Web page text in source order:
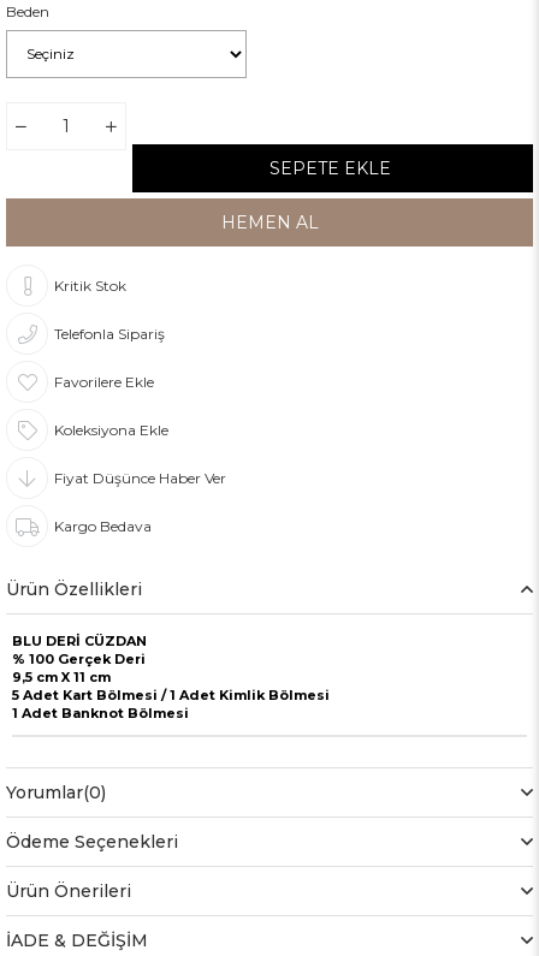
Beden
Kritik Stok
Telefonla Sipariş
Favorilere Ekle
Koleksiyona Ekle
Fiyat Düşünce Haber Ver
Kargo Bedava
Ürün Özellikleri
BLU DERİ CÜZDAN
% 100 Gerçek Deri
9,5 cm X 11 cm
5 Adet Kart Bölmesi / 1 Adet Kimlik Bölmesi
1 Adet Banknot Bölmesi
Yorumlar(0)
Ödeme Seçenekleri
Ürün Önerileri
İADE & DEĞİŞİM